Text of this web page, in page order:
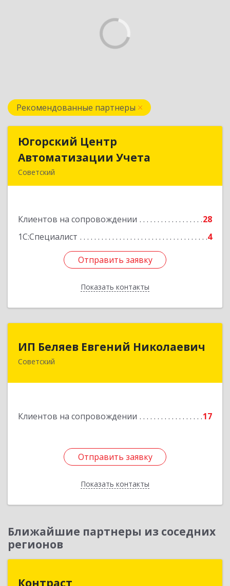
Рекомендованные партнеры
Югорский Центр
Автоматизации Учета
Советский
Клиентов на сопровождении
28
1С:Специалист
4
Отправить заявку
Показать контакты
Югорский Центр
Автоматизации Учета
Подробнее
Отправить заявку
Назад
ИП Беляев Евгений Николаевич
Советский
Клиентов на сопровождении 17
Отправить заявку
Показать контакты
ИП Беляев Евгений Николаевич
628240, Ханты-Мансийский Автономный округ
Подробнее
Отправить заявку
Назад
Ближайшие партнеры из соседних
регионов
Контраст